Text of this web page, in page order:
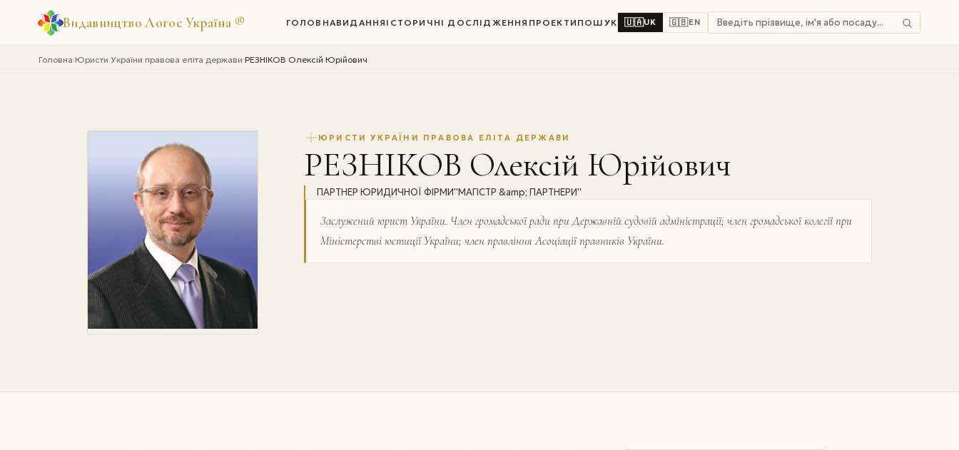
Видавництво Логос Україна ® ГОЛОВНАВИДАННЯ ІСТОРИЧНІ ДОСЛІДЖЕННЯ ПРОЕКТИ ПОШУК 🇺🇦UK 🇬🇧EN
Головна›Юристи України правова еліта держави›РЕЗНІКОВ Олексій Юрійович
ЮРИСТИ УКРАЇНИ ПРАВОВА ЕЛІТА ДЕРЖАВИ
РЕЗНІКОВ Олексій Юрійович
ПАРТНЕР ЮРИДИЧНОЇ ФІРМИ''МАГІСТР &amp; ПАРТНЕРИ''
Заслужений юрист України. Член громадської ради при Державній судовій адміністрації; член громадської колегії при
Міністерстві юстиції України; член правління Асоціації правників України.